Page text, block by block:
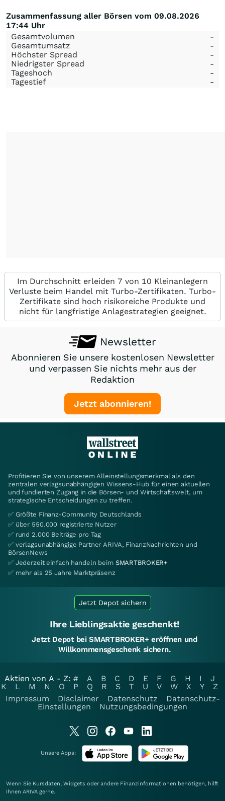
Zusammenfassung aller Börsen vom 09.08.2026
17:44 Uhr
Gesamtvolumen
-
Gesamtumsatz
-
Höchster Spread
-
Niedrigster Spread
-
Tageshoch
-
Tagestief
-
Im Durchschnitt erleiden 7 von 10 Kleinanlegern
Verluste beim Handel mit Turbo-Zertifikaten. Turbo-
Zertifikate sind hoch risikoreiche Produkte und
nicht für langfristige Anlagestrategien geeignet.
Newsletter
Abonnieren Sie unsere kostenlosen Newsletter
und verpassen Sie nichts mehr aus der
Redaktion
Jetzt abonnieren!
Profitieren Sie von unserem Alleinstellungsmerkmal als den
zentralen verlagsunabhängigen Wissens-Hub für einen aktuellen
und fundierten Zugang in die Börsen- und Wirtschaftswelt, um
strategische Entscheidungen zu treffen.
✅ Größte Finanz-Community Deutschlands
✅ über 550.000 registrierte Nutzer
✅ rund 2.000 Beiträge pro Tag
✅ verlagsunabhängige Partner ARIVA, FinanzNachrichten und
BörsenNews
✅ Jederzeit einfach handeln beim SMARTBROKER+
✅ mehr als 25 Jahre Marktpräsenz
Jetzt Depot sichern
Ihre Lieblingsaktie geschenkt!
Jetzt Depot bei SMARTBROKER+ eröffnen und
Willkommensgeschenk sichern.
Aktien von A - Z: # A B C D E F G H I
J
K
L M N O P Q R S T U V W X Y
Z
Impressum
Disclaimer Datenschutz
Datenschutz-
Einstellungen
Nutzungsbedingungen
Unsere Apps:
Wenn Sie Kursdaten, Widgets oder andere Finanzinformationen benötigen, hilft
Ihnen ARIVA gerne.